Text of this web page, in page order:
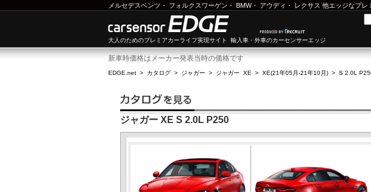
メルセデスベンツ ・ フォルクスワーゲン ・ BMW・ アウディ ・ レクサス 他エッジなプレ
大人のためのプレミアカーライフ実現サイト 輸入車・外車のカーセンサーエッジ
新車時価格はメーカー発表当時の価格です
EDGE.net > カタログ > ジャガー > ジャガー XE > XE(21年05月-21年10月) > S 2.0L
ジャガー XE S 2.0L P250